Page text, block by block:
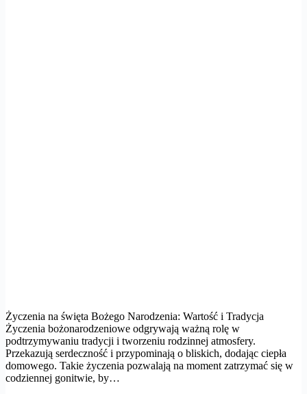
Życzenia na święta Bożego Narodzenia: Wartość i Tradycja
Życzenia bożonarodzeniowe odgrywają ważną rolę w
podtrzymywaniu tradycji i tworzeniu rodzinnej atmosfery.
Przekazują serdeczność i przypominają o bliskich, dodając ciepła
domowego. Takie życzenia pozwalają na moment zatrzymać się w
codziennej gonitwie, by…